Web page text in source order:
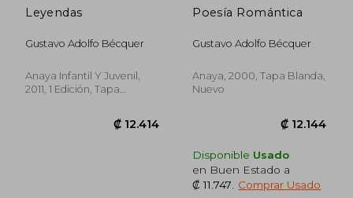
Leyendas
Gustavo Adolfo Bécquer
Anaya Infantil Y Juvenil,
2011, 1 Edición, Tapa
Poesía Romántica
Gustavo Adolfo Bécquer
Anaya, 2000, Tapa Blanda,
Nuevo
Disponible Usado
en Buen Estado a
₡ 11.747
Comprar Usado